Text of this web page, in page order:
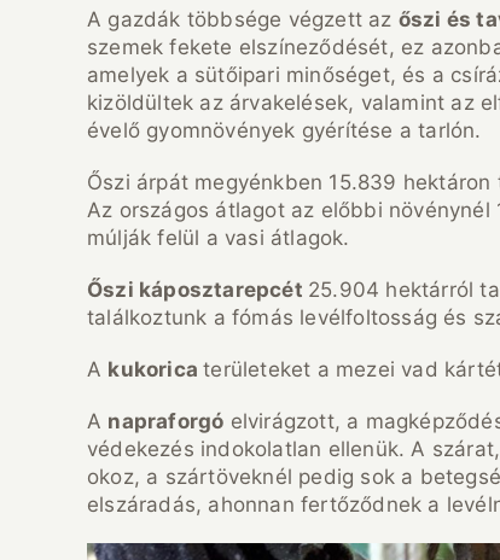
A gazdák többsége végzett az őszi és
szemek fekete elszíneződését, ez
amelyek a sütőipari minőséget, és a
kizöldültek az árvakelések, valamint az
évelő gyomnövények gyérítése a tarlón.
Őszi árpát megyénkben 15.839
Az országos átlagot az előbbi
múlják felül a vasi átlagok.
Őszi káposztarepcét 25.904 hektárról
találkoztunk a fómás levélfoltosság és
A kukoricaterületeket a mezei vad
A napraforgó elvirágzott, a
védekezés indokolatlan ellenük. A
okoz, a szártöveknél pedig sok a
elszáradás, ahonnan fertőződnek a